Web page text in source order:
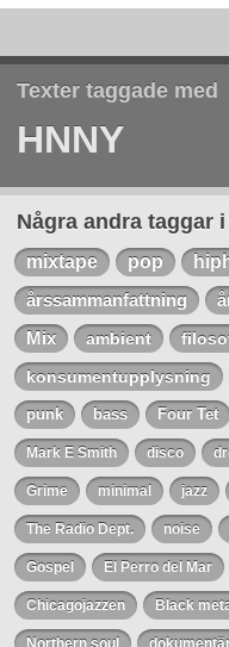
Texter taggade med
HNNY
Några andra taggar
mixtape pop
årssammanfattning
Mix
ambient
konsumentupplysning
punk bass Four Tet
Mark E Smith disco
Grime minimal jazz
The Radio Dept. noise
Gospel El Perro del Mar
Chicagojazzen Black
Northern soul